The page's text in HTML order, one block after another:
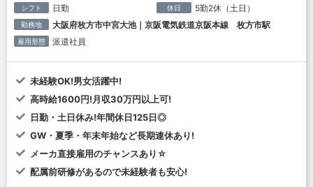
シフト 日勤 休日 5勤2休（土日）
勤務地 大阪府枚方市中宮大池｜京阪電気鉄道京阪本線 枚方市駅
雇用形態 派遣社員
未経験OK!男女活躍中!
高時給1600円!月収30万円以上可!
日勤・土日休み!年間休日125日◎
GW・夏季・年末年始など長期連休あり!
メーカ直接雇用のチャンスあり☆
配属前研修があるので未経験者も安心!